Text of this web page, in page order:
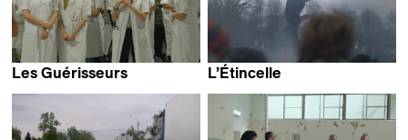
Les Guérisseurs
L’Étincelle
Valeria Mazzucchi